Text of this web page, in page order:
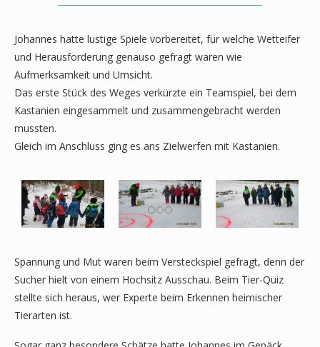
Johannes hatte lustige Spiele vorbereitet, für welche Wetteifer
und Herausforderung genauso gefragt waren wie
Aufmerksamkeit und Umsicht.
Das erste Stück des Weges verkürzte ein Teamspiel, bei dem
Kastanien eingesammelt und zusammengebracht werden
mussten.
Gleich im Anschluss ging es ans Zielwerfen mit Kastanien.
Spannung und Mut waren beim Versteckspiel gefragt, denn der
Sucher hielt von einem Hochsitz Ausschau. Beim Tier-Quiz
stellte sich heraus, wer Experte beim Erkennen heimischer
Tierarten ist.